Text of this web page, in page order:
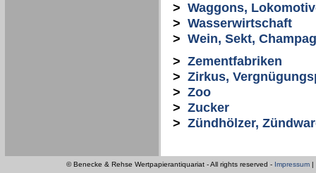
> Waggons,
> Wasserwirtschaft
> Wein, Sekt,
> Zementfabriken
> Zirkus,
> Zoo
> Zucker
> Zündhölzer,
© Benecke & Rehse Wertpapierantiquariat - All rights reserved - Impressum |